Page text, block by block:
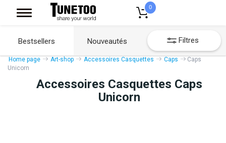
0
Bestsellers Nouveautés Filtres
Home page Art-shop Accessoires Casquettes Caps
Caps
Unicorn
Accessoires Casquettes Caps
Unicorn